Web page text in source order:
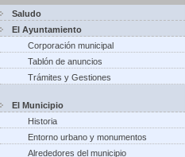
Saludo
El Ayuntamiento
Corporación municipal
Tablón de anuncios
Trámites y Gestiones
El Municipio
Historia
Entorno urbano y monumentos
Alrededores del municipio